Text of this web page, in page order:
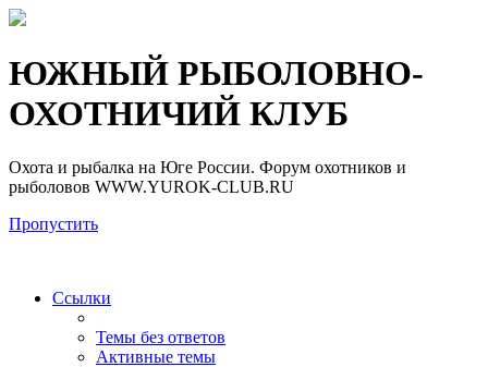
Регистрация
ЮЖНЫЙ РЫБОЛОВНО-
ОХОТНИЧИЙ КЛУБ
Охота и рыбалка на Юге России. Форум охотников и
рыболовов WWW.YUROK-CLUB.RU
Пропустить
Ссылки
Темы без ответов
Активные темы